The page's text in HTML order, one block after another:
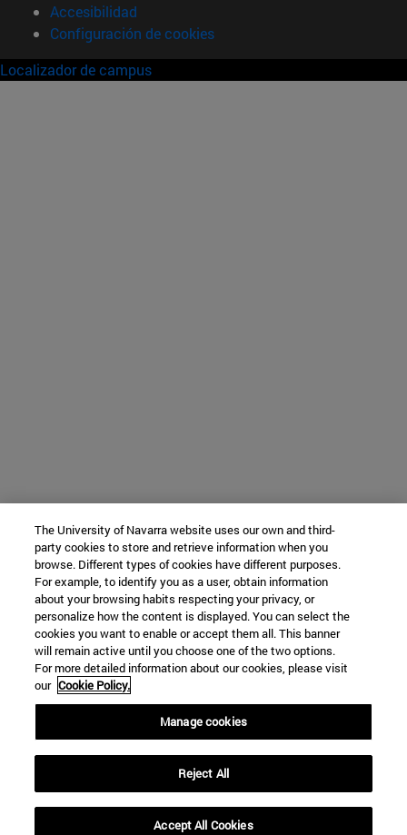
Accesibilidad
Configuración de cookies
Localizador de campus
The University of Navarra website uses our own and third-
party cookies to store and retrieve information when you
browse. Different types of cookies have different purposes.
For example, to identify you as a user, obtain information
about your browsing habits respecting your privacy, or
personalize how the content is displayed. You can select the
cookies you want to enable or accept them all. This banner
will remain active until you choose one of the two options.
For more detailed information about our cookies, please visit
our Cookie Policy.
Manage cookies
Reject All
Accept All Cookies